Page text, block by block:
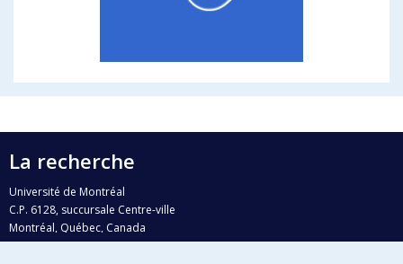
La recherche
Université de Montréal
C.P. 6128, succursale Centre-ville
Montréal, Québec, Canada
H3C 3J7